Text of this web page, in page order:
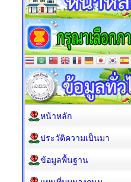
หน้าหลัก
ประวัติความเป็นมา
ข้อมูลพื้นฐาน